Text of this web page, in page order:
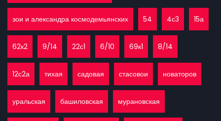
зои и александра космодемьянских 54 4с3 15а
62к2 9/14 22с1 6/10 69к1 8/14
12с2а тихая садовая стасовои новаторов
уральская башиловская мурановская